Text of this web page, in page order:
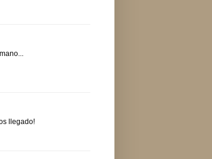
llegado!